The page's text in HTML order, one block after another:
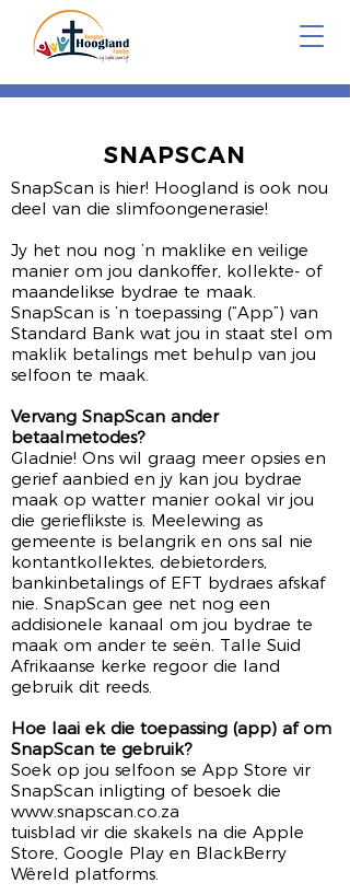
SNAPSCAN
SnapScan is hier! Hoogland is ook nou
deel van die slimfoongenerasie!
Jy het nou nog ’n maklike en veilige
manier om jou dankoffer, kollekte- of
maandelikse bydrae te maak.
SnapScan is ’n toepassing (“App”) van
Standard Bank wat jou in staat stel om
maklik betalings met behulp van jou
selfoon te maak.
Vervang SnapScan ander
betaalmetodes?
Gladnie! Ons wil graag meer opsies en
gerief aanbied en jy kan jou bydrae
maak op watter manier ookal vir jou
die gerieflikste is. Meelewing as
gemeente is belangrik en ons sal nie
kontantkollektes, debietorders,
bankinbetalings of EFT bydraes afskaf
nie. SnapScan gee net nog een
addisionele kanaal om jou bydrae te
maak om ander te seën. Talle Suid
Afrikaanse kerke regoor die land
gebruik dit reeds.
Hoe laai ek die toepassing (app) af om
SnapScan te gebruik?
Soek op jou selfoon se App Store vir
SnapScan inligting of besoek die
www.snapscan.co.za
tuisblad vir die skakels na die Apple
Store, Google Play en BlackBerry
Wêreld platforms.